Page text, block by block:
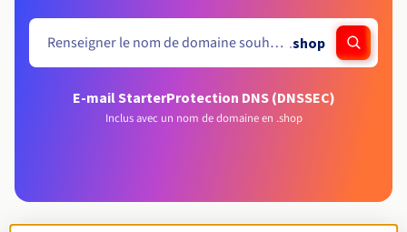
.shop
E-mail StarterProtection DNS (DNSSEC)
Inclus avec un nom de domaine en .shop